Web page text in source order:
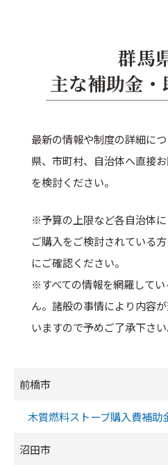
群馬
主な補助金
最新の情報や制度の詳細に
県、市町村、自治体へ直接
を検討ください。
※予算の上限など各自治体に
ご購入をご検討されている
にご確認ください。
※すべての情報を網羅して
ん。諸般の事情により内容
いますので予めご了承下さい
前橋市
木質燃料ストーブ購入費補助
沼田市